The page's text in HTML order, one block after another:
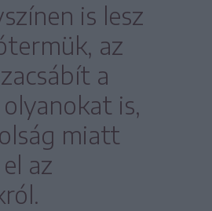
is lesz
az
a
is,
miatt
az